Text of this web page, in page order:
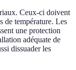
Ceux-ci doivent
de température. Les
une protection
adéquate de
dissuader les